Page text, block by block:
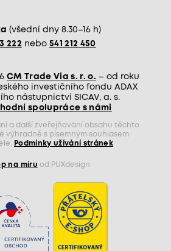
(všední dny 8.30–16 h)
222 nebo 541 212 450
CM Trade Via s. r. o. – od roku
investičního fondu ADAX
nástupnictví SICAV, a. s.
spolupráce s námi
a další zveřejňování obsahu těchto
výhradně s písemným souhlasem
Podmínky užívání stránek
na míru od PUXdesign